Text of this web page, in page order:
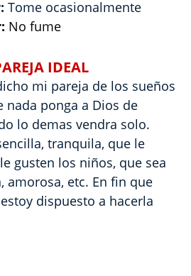
Tome ocasionalmente
No fume
IDEAL
mi pareja de los sueños
nada ponga a Dios de
lo demas vendra solo.
tranquila, que le
gusten los niños, que sea
amorosa, etc. En fin que
dispuesto a hacerla